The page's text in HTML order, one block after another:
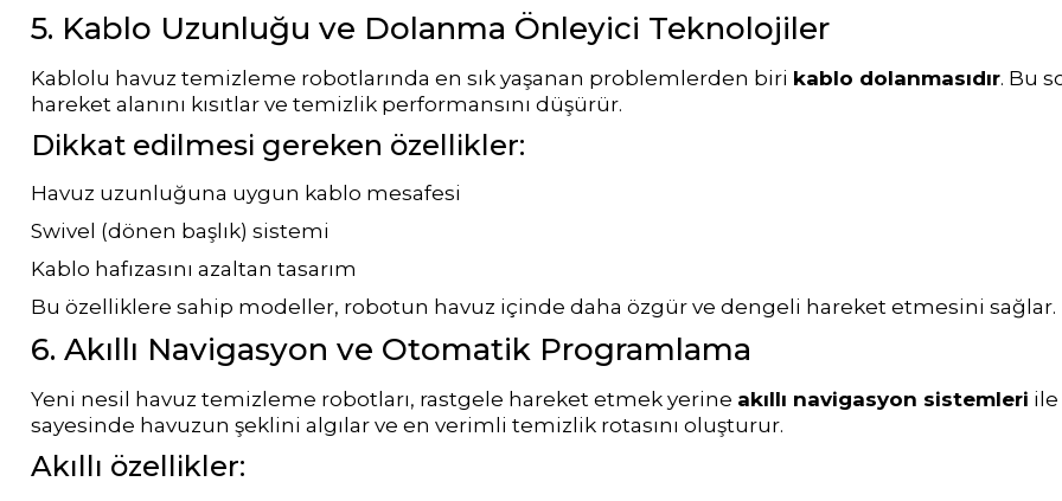
Havuz
Makine Dairesi Kapağı
Havuz Pompa
Sehpa
Havuz
Termometreleri
Jakuzi Sauna
Ekipmanları
5. Kablo Uzunluğu ve Dolanma Önleyici Teknolojiler
Kablolu havuz temizleme robotlarında en sık yaşanan problemlerden biri kablo dolanmasıdır. Bu
hareket alanını kısıtlar ve temizlik performansını düşürür.
Dikkat edilmesi gereken özellikler:
Havuz uzunluğuna uygun kablo mesafesi
Swivel (dönen başlık) sistemi
Kablo hafızasını azaltan tasarım
Bu özelliklere sahip modeller, robotun havuz içinde daha özgür ve dengeli hareket etmesini sağlar.
6. Akıllı Navigasyon ve Otomatik Programlama
Yeni nesil havuz temizleme robotları, rastgele hareket etmek yerine akıllı navigasyon sistemleri ile
sayesinde havuzun şeklini algılar ve en verimli temizlik rotasını oluşturur.
Akıllı özellikler: